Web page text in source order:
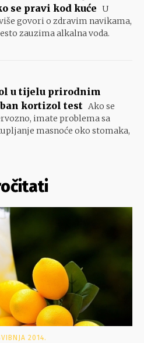
se pravi kod kuće U
govori o zdravim navikama,
zauzima alkalna voda.
u tijelu prirodnim
kortizol test Ako se
imate problema sa
masnoće oko stomaka,
2014.